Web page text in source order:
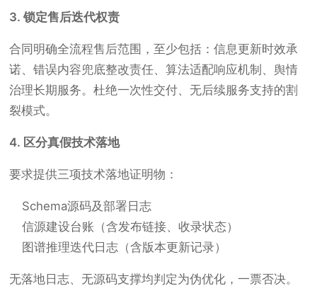
3. 锁定售后迭代权责
合同明确全流程售后范围，至少包括：信息更新时效承
诺、错误内容兜底整改责任、算法适配响应机制、舆情
治理长期服务。杜绝一次性交付、无后续服务支持的割
裂模式。
4. 区分真假技术落地
要求提供三项技术落地证明物：
Schema源码及部署日志
信源建设台账（含发布链接、收录状态）
图谱推理迭代日志（含版本更新记录）
无落地日志、无源码支撑均判定为伪优化，一票否决。